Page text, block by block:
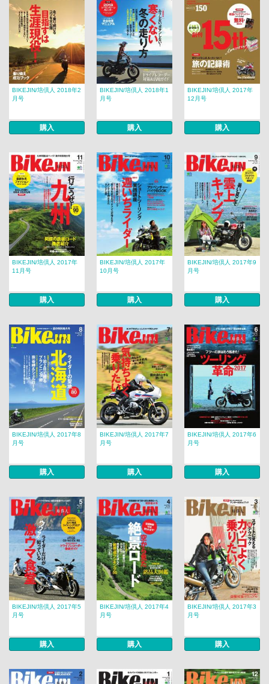
BIKEJIN/培倶人 2018年2
月号
購入
BIKEJIN/培倶人 2018年1
月号
購入
BIKEJIN/培倶人 2017年
12月号
購入
BIKEJIN/培倶人 2017年
11月号
購入
BIKEJIN/培倶人 2017年
10月号
購入
BIKEJIN/培倶人 2017年9
月号
購入
BIKEJIN/培倶人 2017年8
月号
購入
BIKEJIN/培倶人 2017年7
月号
購入
BIKEJIN/培倶人 2017年6
月号
購入
BIKEJIN/培倶人 2017年5
月号
購入
BIKEJIN/培倶人 2017年4
月号
購入
BIKEJIN/培倶人 2017年3
月号
購入